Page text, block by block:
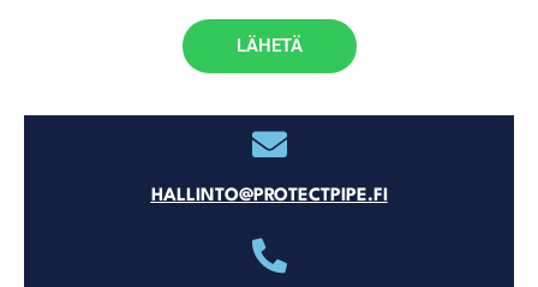
LÄHETÄ
HALLINTO@PROTECTPIPE.FI